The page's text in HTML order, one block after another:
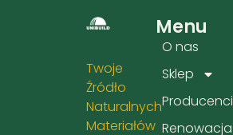
Twoje
Źródło
Naturalnych
Materiałów
Menu
O nas
Sklep
Producenci
Renowacja